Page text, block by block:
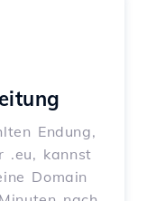
Endung,
.eu, kannst
Domain